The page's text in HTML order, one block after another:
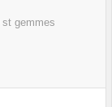
st gemmes